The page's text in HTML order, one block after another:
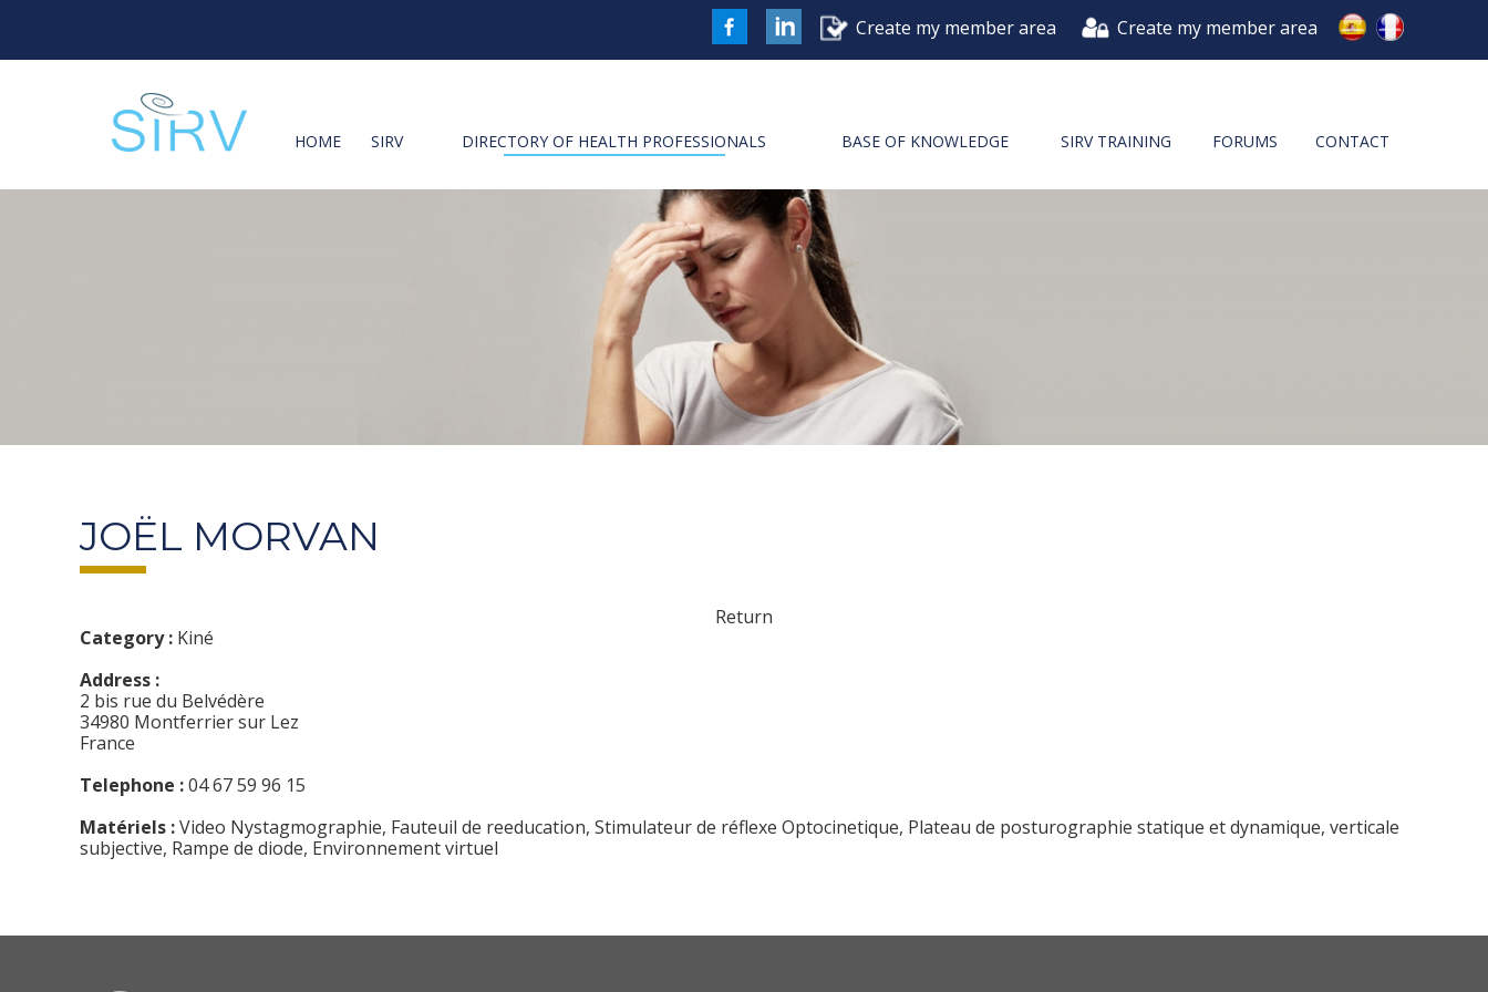
Create my member area
Create my member area
HOME SIRV DIRECTORY OF HEALTH PROFESSIONALS BASE OF KNOWLEDGE SIRV TRAINING FORUMS CONTACT
JOËL MORVAN
Return
Category : Kiné
Address :
2 bis rue du Belvédère
34980 Montferrier sur Lez
France
Telephone :04 67 59 96 15
Matériels :Video Nystagmographie, Fauteuil de reeducation, Stimulateur de réflexe Optocinetique, Plateau de posturographie statique et dynamique, verticale
subjective, Rampe de diode, Environnement virtuel